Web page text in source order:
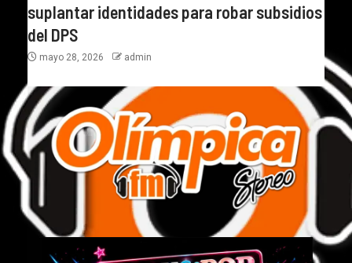
suplantar identidades para robar subsidios
del DPS
mayo 28, 2026 admin